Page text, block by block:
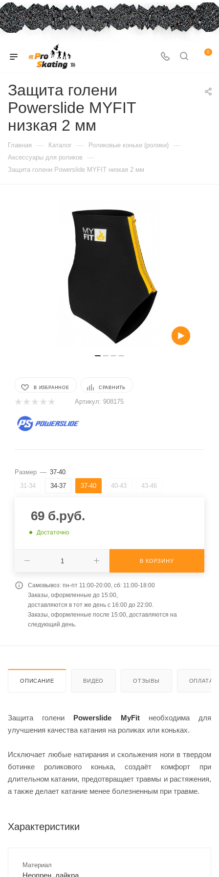
0
Защита голени
Powerslide MYFIT
низкая 2 мм
Главная — Каталог — Роликовые коньки (ролики) —
Аксессуары для роликов —
Защита голени Powerslide MYFIT низкая 2 мм
В ИЗБРАННОЕ СРАВНИТЬ
Артикул: 908175
Размер — 37-40
31-34
34-37 37-40 40-43 43-46
69 б.руб.
Достаточно
В КОРЗИНУ
Самовывоз: пн-пт 11:00-20:00, сб: 11:00-18:00
Заказы, оформленные до 15:00,
доставляются в тот же день с 16:00 до 22:00.
Заказы, оформленные после 15:00, доставляются на
следующий день.
ОПИСАНИЕ ВИДЕО ОТЗЫВЫ ОПЛАТА
Защита голени Powerslide MyFitнеобходима для
улучшения качества катания на роликах или коньках.
Исключает любые натирания и скольжения ноги в твердом
ботинке роликового конька, создаёт комфорт при
длительном катании, предотвращает травмы и растяжения,
а также делает катание менее болезненным при травме.
Характеристики
Материал
Неопрен, лайкра